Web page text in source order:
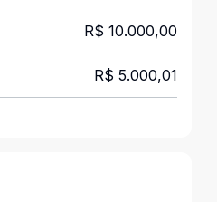
R$ 10.000,00
R$ 5.000,01